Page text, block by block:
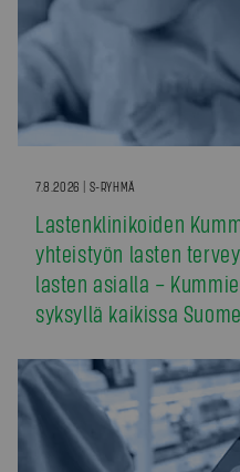
7.8.2026 | S-RYHMÄ
Lastenklinikoiden
yhteistyön lasten
lasten asialla –
syksyllä kaikissa